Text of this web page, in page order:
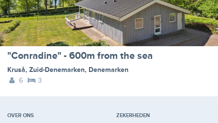
"Conradine" - 600m from the sea
Kruså, Zuid-Denemarken, Denemarken
6
3
OVER ONS ZEKERHEDEN